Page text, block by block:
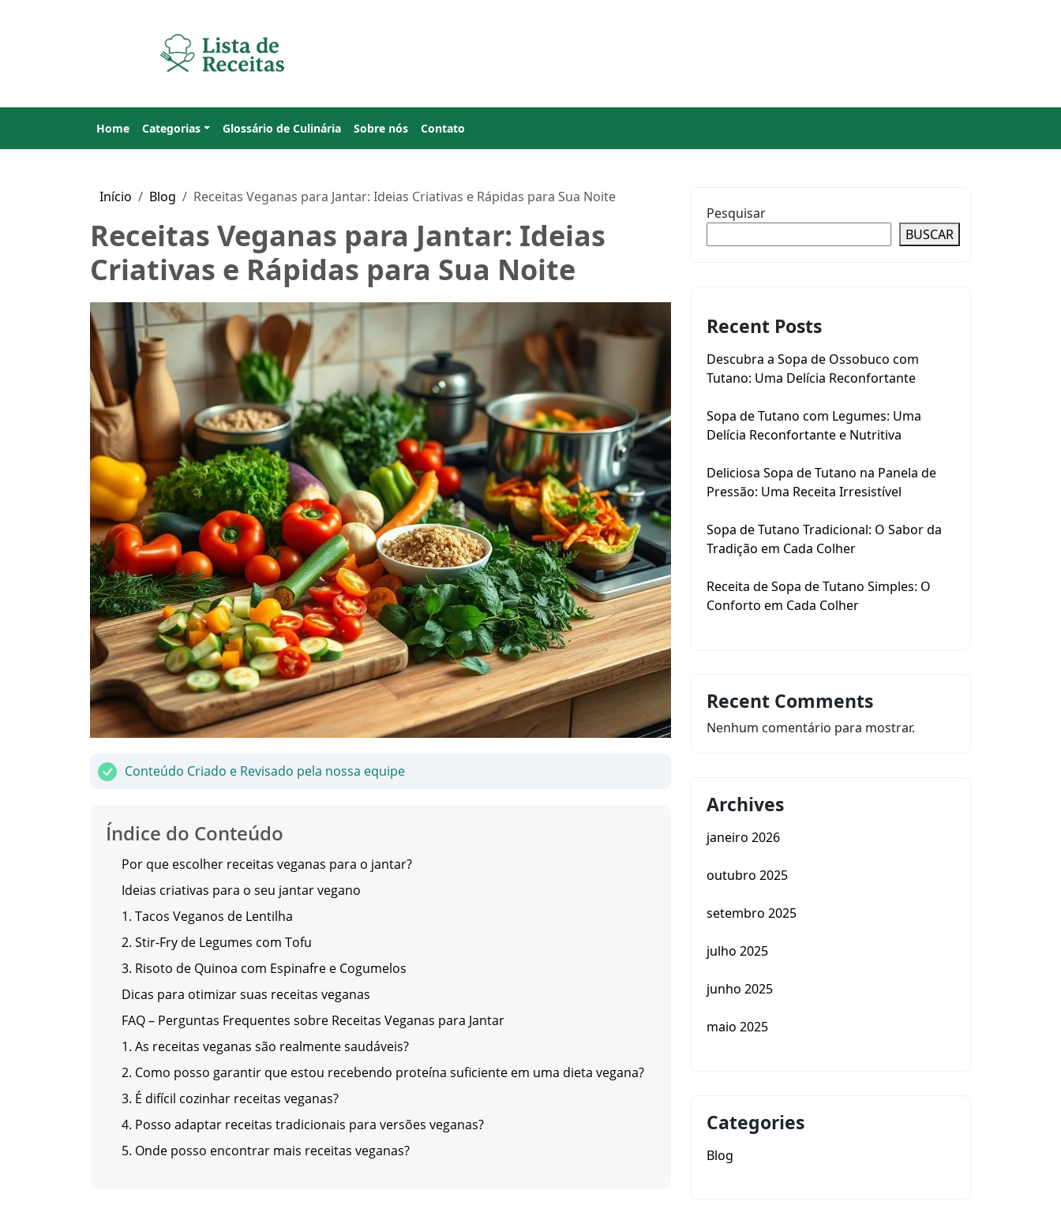
Home Categorias Glossário de Culinária Sobre nós Contato
Início Blog Receitas Veganas para Jantar: Ideias Criativas e Rápidas para Sua Noite
Receitas Veganas para Jantar: Ideias
Criativas e Rápidas para Sua Noite
Conteúdo Criado e Revisado pela nossa equipe
Índice do Conteúdo
Por que escolher receitas veganas para o jantar?
Ideias criativas para o seu jantar vegano
1. Tacos Veganos de Lentilha
2. Stir-Fry de Legumes com Tofu
3. Risoto de Quinoa com Espinafre e Cogumelos
Dicas para otimizar suas receitas veganas
FAQ – Perguntas Frequentes sobre Receitas Veganas para Jantar
1. As receitas veganas são realmente saudáveis?
2. Como posso garantir que estou recebendo proteína suficiente em uma dieta vegana?
3. É difícil cozinhar receitas veganas?
4. Posso adaptar receitas tradicionais para versões veganas?
5. Onde posso encontrar mais receitas veganas?
Pesquisar
BUSCAR
Recent Posts
Descubra a Sopa de Ossobuco com
Tutano: Uma Delícia Reconfortante
Sopa de Tutano com Legumes: Uma
Delícia Reconfortante e Nutritiva
Deliciosa Sopa de Tutano na Panela de
Pressão: Uma Receita Irresistível
Sopa de Tutano Tradicional: O Sabor da
Tradição em Cada Colher
Receita de Sopa de Tutano Simples: O
Conforto em Cada Colher
Recent Comments
Nenhum comentário para mostrar.
Archives
janeiro 2026
outubro 2025
setembro 2025
julho 2025
junho 2025
maio 2025
Categories
Blog